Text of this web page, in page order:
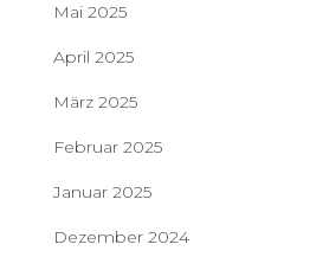
Mai 2025
April 2025
März 2025
Februar 2025
Januar 2025
Dezember 2024